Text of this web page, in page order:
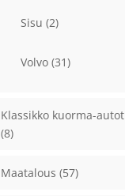
Sisu (2)
Volvo (31)
Klassikko kuorma-autot
(8)
Maatalous (57)